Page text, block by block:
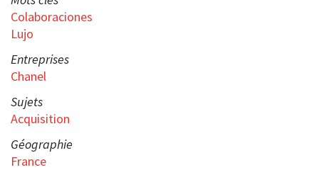
Colaboraciones
Lujo
Entreprises
Chanel
Sujets
Acquisition
Géographie
France